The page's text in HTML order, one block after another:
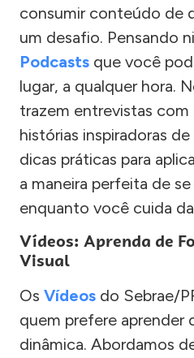
consumir conteúdo de
um desafio. Pensando
Podcasts que você
lugar, a qualquer hora.
trazem entrevistas com
histórias inspiradoras
dicas práticas para
a maneira perfeita de
enquanto você cuida
Vídeos: Aprenda de
Visual
Os Vídeos do Sebrae/
quem prefere aprender
dinâmica. Abordamos